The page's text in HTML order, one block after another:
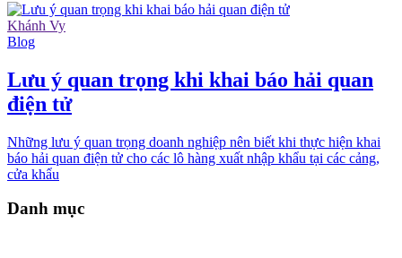
Khánh Vy
Blog
Lưu ý quan trọng khi khai báo hải quan
điện tử
Những lưu ý quan trọng doanh nghiệp nên biết khi thực hiện khai
báo hải quan điện tử cho các lô hàng xuất nhập khẩu tại các cảng,
cửa khẩu
Danh mục